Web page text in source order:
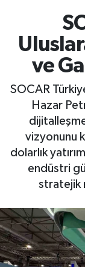
ve
SOCAR
Hazar
vizyonunu
dolarlık
endüstri
stratejik
GÜNDEM
RESMİ
SİYASET
YAŞAM
SPOR
Bursa
Süper Lig
Son
Haber